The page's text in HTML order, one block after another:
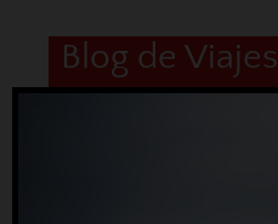
Blog de Viajes